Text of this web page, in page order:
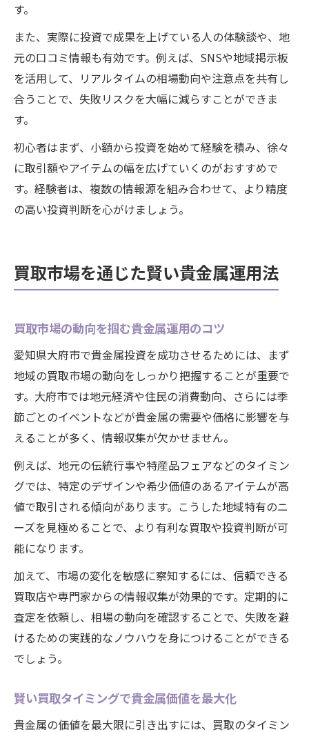
す。
また、実際に投資で成果を上げている人の体験談や、地
元の口コミ情報も有効です。例えば、SNSや地域掲示板
を活用して、リアルタイムの相場動向や注意点を共有し
合うことで、失敗リスクを大幅に減らすことができま
す。
初心者はまず、小額から投資を始めて経験を積み、徐々
に取引額やアイテムの幅を広げていくのがおすすめで
す。経験者は、複数の情報源を組み合わせて、より精度
の高い投資判断を心がけましょう。
買取市場を通じた賢い貴金属運用法
買取市場の動向を掴む貴金属運用のコツ
愛知県大府市で貴金属投資を成功させるためには、まず
地域の買取市場の動向をしっかり把握することが重要で
す。大府市では地元経済や住民の消費動向、さらには季
節ごとのイベントなどが貴金属の需要や価格に影響を与
えることが多く、情報収集が欠かせません。
例えば、地元の伝統行事や特産品フェアなどのタイミン
グでは、特定のデザインや希少価値のあるアイテムが高
値で取引される傾向があります。こうした地域特有のニ
ーズを見極めることで、より有利な買取や投資判断が可
能になります。
加えて、市場の変化を敏感に察知するには、信頼できる
買取店や専門家からの情報収集が効果的です。定期的に
査定を依頼し、相場の動向を確認することで、失敗を避
けるための実践的なノウハウを身につけることができる
でしょう。
賢い買取タイミングで貴金属価値を最大化
貴金属の価値を最大限に引き出すには、買取のタイミン